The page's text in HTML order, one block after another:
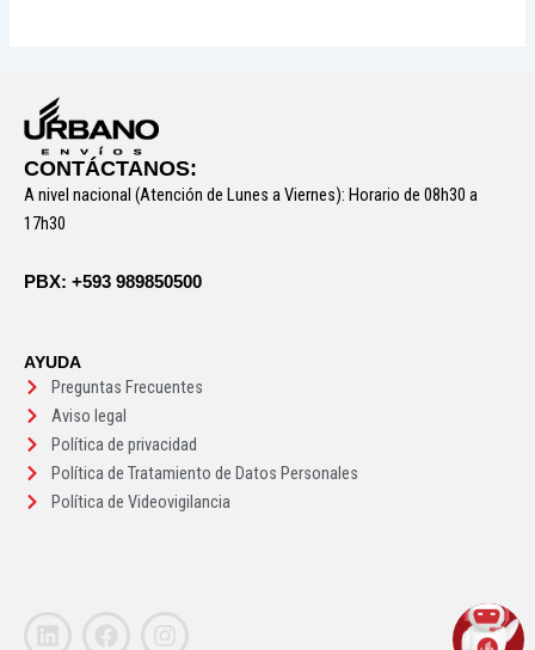
CONTÁCTANOS:
A nivel nacional (Atención de Lunes a Viernes): Horario de 08h30 a
17h30
PBX: +593 989850500
AYUDA
Preguntas Frecuentes
Aviso legal
Política de privacidad
Política de Tratamiento de Datos Personales
Política de Videovigilancia